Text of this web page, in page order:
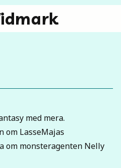
med mera.
om LasseMajas
om monsteragenten Nelly